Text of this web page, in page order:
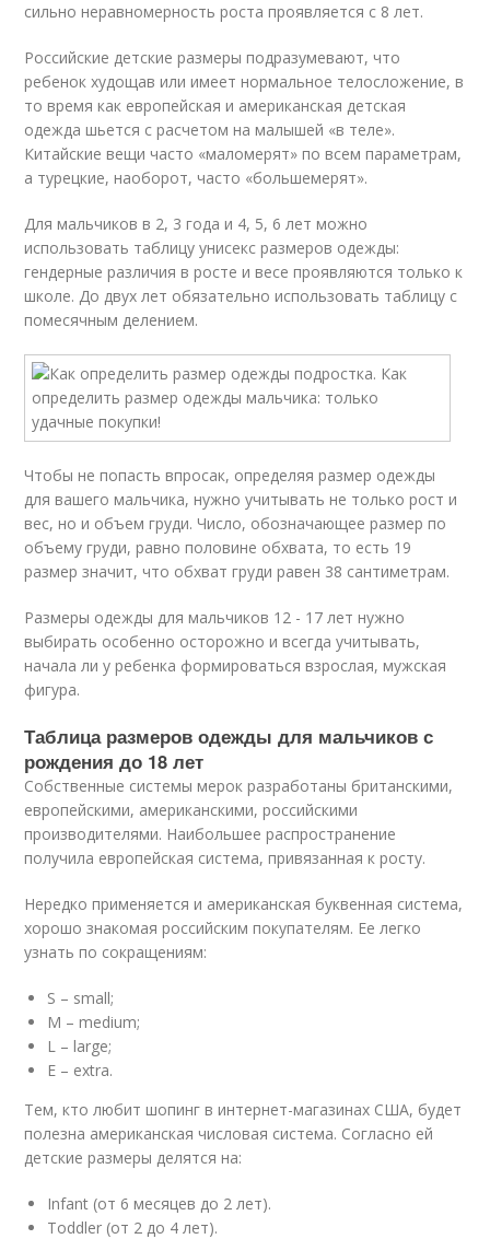
сильно неравномерность роста проявляется с 8 лет.
Российские детские размеры подразумевают, что
ребенок худощав или имеет нормальное телосложение, в
то время как европейская и американская детская
одежда шьется с расчетом на малышей «в теле».
Китайские вещи часто «маломерят» по всем параметрам,
а турецкие, наоборот, часто «большемерят».
Для мальчиков в 2, 3 года и 4, 5, 6 лет можно
использовать таблицу унисекс размеров одежды:
гендерные различия в росте и весе проявляются только к
школе. До двух лет обязательно использовать таблицу с
помесячным делением.
Чтобы не попасть впросак, определяя размер одежды
для вашего мальчика, нужно учитывать не только рост и
вес, но и объем груди. Число, обозначающее размер по
объему груди, равно половине обхвата, то есть 19
размер значит, что обхват груди равен 38 сантиметрам.
Размеры одежды для мальчиков 12 - 17 лет нужно
выбирать особенно осторожно и всегда учитывать,
начала ли у ребенка формироваться взрослая, мужская
фигура.
Таблица размеров одежды для мальчиков с
рождения до 18 лет
Собственные системы мерок разработаны британскими,
европейскими, американскими, российскими
производителями. Наибольшее распространение
получила европейская система, привязанная к росту.
Нередко применяется и американская буквенная система,
хорошо знакомая российским покупателям. Ее легко
узнать по сокращениям:
S – small;
M – medium;
L – large;
E – extra.
Тем, кто любит шопинг в интернет-магазинах США, будет
полезна американская числовая система. Согласно ей
детские размеры делятся на:
Infant (от 6 месяцев до 2 лет).
Toddler (от 2 до 4 лет).